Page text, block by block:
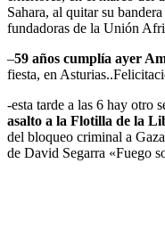
Sahara, al quitar su
fundadoras de la Unión
–59 años cumplía ayer
fiesta, en
-esta tarde a las 6 hay otro
asalto a la Flotilla de la
del bloqueo criminal a
de David Segarra «Fuego